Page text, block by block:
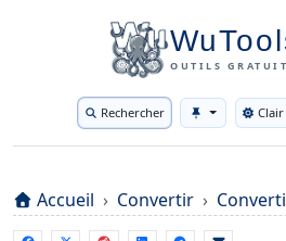
OUTILS
Rechercher Clair
Accueil Convertir